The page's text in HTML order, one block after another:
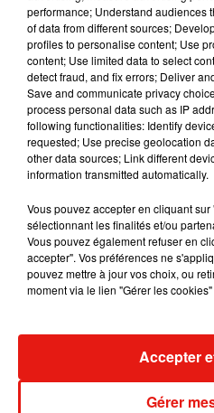
Liv Huffman, une Américaine
de @lilbittylivie sur TikTok qui a
posté une vidéo où elle réalise
la courte séquence a déjà
et près d'un million delikes . "Le
depuis quelques années
réellement plongée pendant la
de longue date d'Harry [Styles],
t-elle récemment confié à
deux semaines au total sur
saviez pas quoi faire de votre
donc à faire...!
Musique
performance; Understand audiences
of data from different sources;
profiles to personalise content; Use
content; Use limited data to select
detect fraud, and fix errors; Deliver
Save and communicate privacy
process personal data such as IP
following functionalities: Identify
requested; Use precise geolocation
other data sources; Link different
information transmitted automatically.
Vous pouvez accepter en cliquant
sélectionnant les finalités et/ou
Vous pouvez également refuser en
accepter". Vos préférences ne
pouvez mettre à jour vos choix, ou
moment via le lien "Gérer les
Gérer
Accepter